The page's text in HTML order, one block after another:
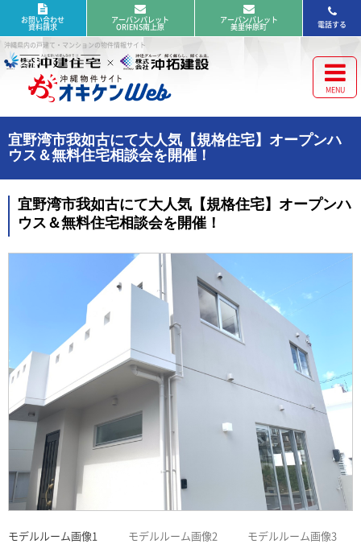
沖縄県内の戸建て・マンションの物件情報サイト
電話する
アーバンパレット
美里仲原町
アーバンパレット
ORIENS南上原
お問い合わせ
資料請求
宜野湾市我如古にて大人気【規格住宅】オープンハ
ウス＆無料住宅相談会を開催！
宜野湾市我如古にて大人気【規格住宅】オープンハ
ウス＆無料住宅相談会を開催！
モデルルーム画像1 モデルルーム画像2 モデルルーム画像3